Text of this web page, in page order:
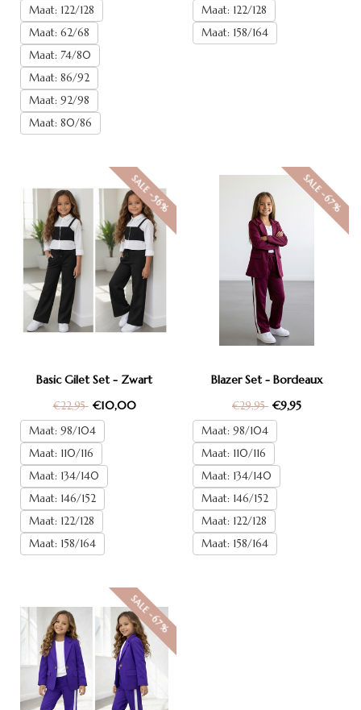
Maat: 122/128
Maat: 62/68
Maat: 74/80
Maat: 86/92
Maat: 92/98
Maat: 80/86
Maat: 122/128
Maat: 158/164
SALE -56%
Basic Gilet Set - Zwart
€22,95 €10,00
Maat: 98/104
Maat: 110/116
Maat: 134/140
Maat: 146/152
Maat: 122/128
Maat: 158/164
SALE -67%
Blazer Set - Bordeaux
€29,95 €9,95
Maat: 98/104
Maat: 110/116
Maat: 134/140
Maat: 146/152
Maat: 122/128
Maat: 158/164
SALE -67%